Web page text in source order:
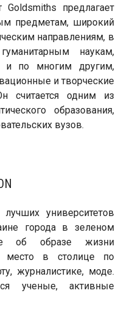
предлагает
предметам, широкий
направлениям, в
наукам,
и по многим другим,
и творческие
считается одним из
образования,
вузов.
университетов
города в зеленом
об образе жизни
место в столице по
журналистике, моде.
ученые, активные